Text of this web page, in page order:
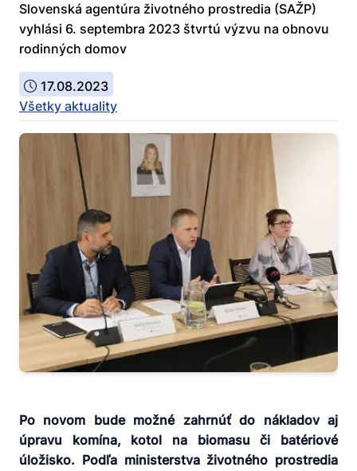
Slovenská agentúra životného prostredia (SAŽP)
vyhlási 6. septembra 2023 štvrtú výzvu na obnovu
rodinných domov
17.08.2023
Všetky aktuality
Po novom bude možné zahrnúť do nákladov aj
úpravu komína, kotol na biomasu či batériové
úložisko. Podľa ministerstva životného prostredia